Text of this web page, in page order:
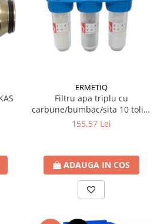
robinet
ERMETIQ
Filtru apa triplu cu
carbune/bumbac/sita 10 toli *
3/4'' ERMETIQ
155,57 Lei
ADAUGA IN COS